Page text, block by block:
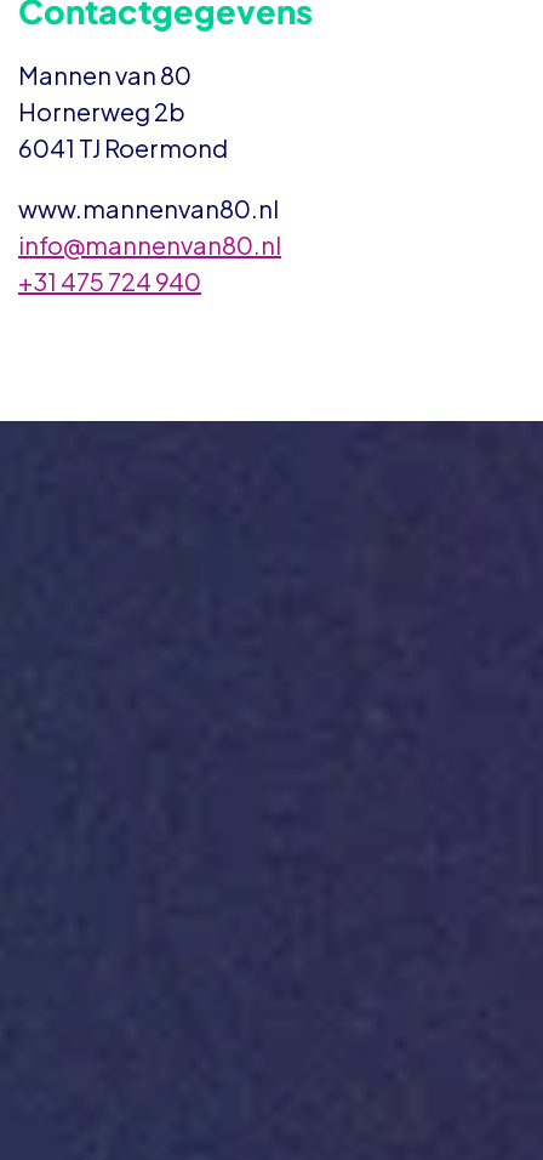
Contactgegevens
Mannen van 80
Hornerweg 2b
6041 TJ Roermond
www.mannenvan80.nl
info@mannenvan80.nl
+31 475 724 940